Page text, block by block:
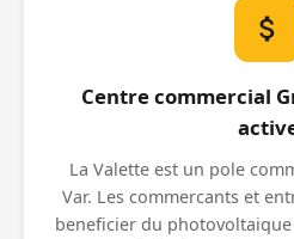
Centre commercial
La Valette est un pole
Var. Les commercants et
beneficier du